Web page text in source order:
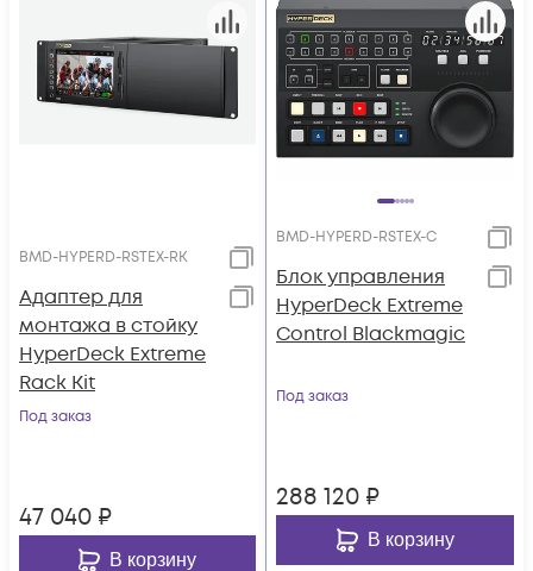
BMD-HYPERD-RSTEX-RK
Адаптер для
монтажа в стойку
HyperDeck Extreme
Rack Kit
Под заказ
47 040 ₽
В корзину
BMD-HYPERD-RSTEX-C
Блок управления
HyperDeck Extreme
Control Blackmagic
Под заказ
288 120 ₽
В корзину